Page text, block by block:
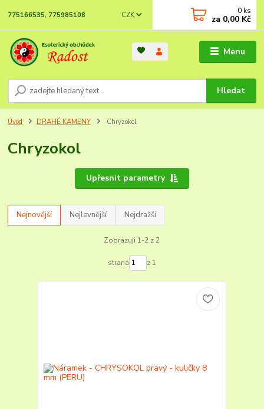
Menu
CZK
Hledat
775166535, 775985108 0 ks
za 0,00 Kč
Úvod DRAHÉ KAMENY Chryzokol
Chryzokol
Upřesnit parametry
Nejnovější Nejlevnější Nejdražší
Zobrazuji 1-2 z 2
strana z 1